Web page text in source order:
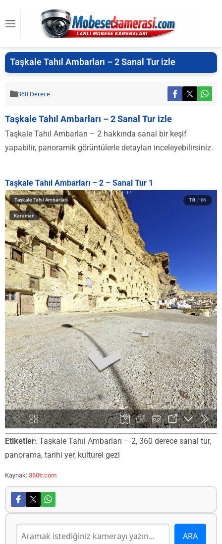
Taşkale Tahıl Ambarları – 2 Sanal Tur izle
360 Derece
Taşkale Tahıl Ambarları – 2 Sanal Tur izle
Taşkale Tahıl Ambarları – 2 hakkında sanal bir keşif
yapabilir, panoramik görüntülerle detayları inceleyebilirsiniz.
Taşkale Tahıl Ambarları – 2 – Sanal Tur 1
Etiketler: Taşkale Tahıl Ambarları – 2, 360 derece sanal tur,
panorama, tarihi yer, kültürel gezi
Kaynak: 360tr.com